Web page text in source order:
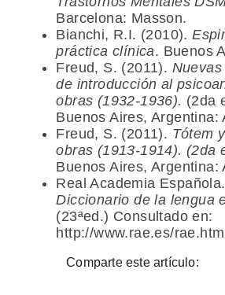
Barcelona: Masson.
Bianchi, R.I. (2010).
práctica clínica. Buenos
Freud, S. (2011).
de introducción al
obras (1932-1936). (2da
Buenos Aires, Argentina:
Freud, S. (2011). Tótem
obras (1913-1914). (2da
Buenos Aires, Argentina:
Real Academia
Diccionario de la lengua
(23ªed.) Consultado en:
http://www.rae.es/
Comparte este artículo: